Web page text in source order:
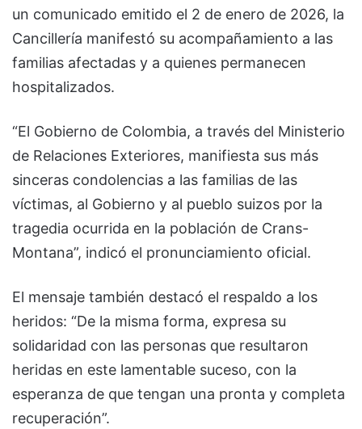
un comunicado emitido el 2 de enero de 2026, la
Cancillería manifestó su acompañamiento a las
familias afectadas y a quienes permanecen
hospitalizados.
“El Gobierno de Colombia, a través del Ministerio
de Relaciones Exteriores, manifiesta sus más
sinceras condolencias a las familias de las
víctimas, al Gobierno y al pueblo suizos por la
tragedia ocurrida en la población de Crans-
Montana”, indicó el pronunciamiento oficial.
El mensaje también destacó el respaldo a los
heridos: “De la misma forma, expresa su
solidaridad con las personas que resultaron
heridas en este lamentable suceso, con la
esperanza de que tengan una pronta y completa
recuperación”.